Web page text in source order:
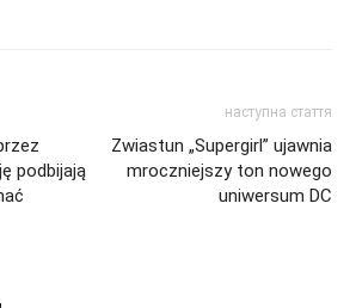
podbijają
наступна стаття
Zwiastun „Supergirl” ujawnia
mroczniejszy ton nowego
uniwersum DC